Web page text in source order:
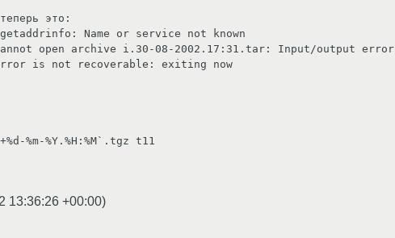
это:
Name or service not known
open archive i.30-08-2002.17:31.tar: Input/output error
is not recoverable: exiting now
%m-%Y.%H:%M`.tgz t11
13:36:26 +00:00)